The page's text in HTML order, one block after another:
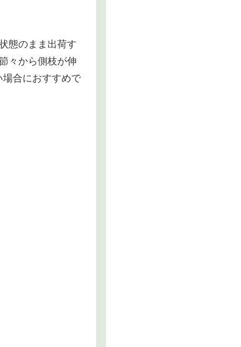
態のまま出荷す
々から側枝が伸
合におすすめで